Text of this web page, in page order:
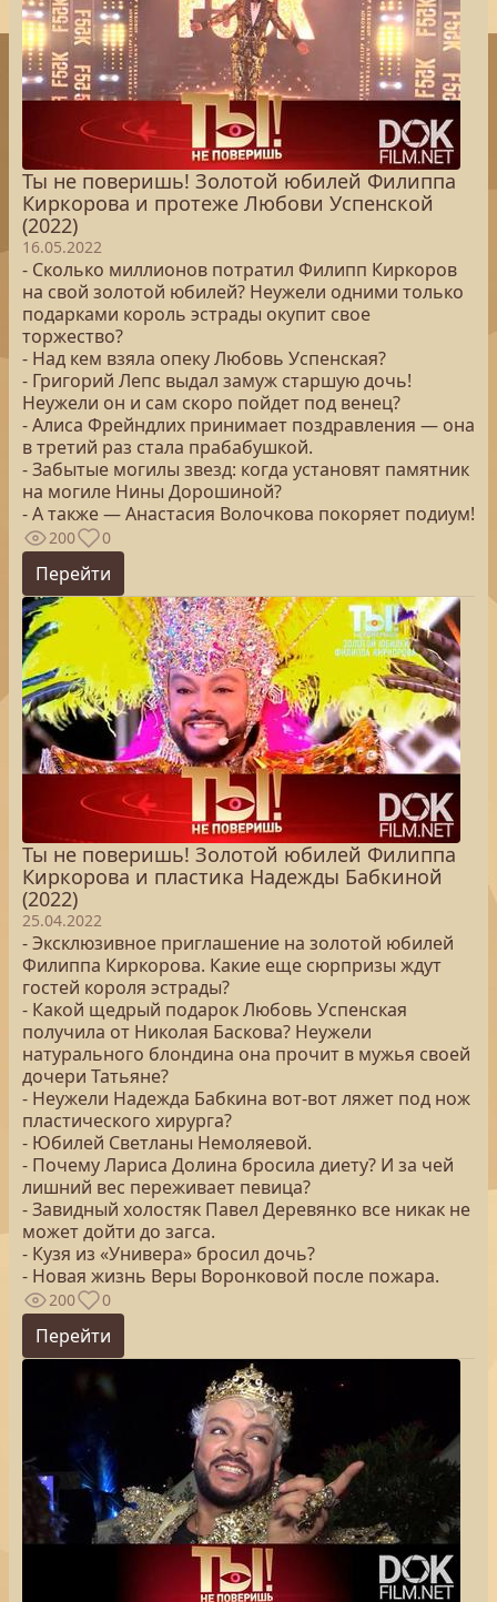
Ты не поверишь! Золотой юбилей Филиппа
Киркорова и протеже Любови Успенской
(2022)
16.05.2022
- Сколько миллионов потратил Филипп Киркоров
на свой золотой юбилей? Неужели одними только
подарками король эстрады окупит свое
торжество?
- Над кем взяла опеку Любовь Успенская?
- Григорий Лепс выдал замуж старшую дочь!
Неужели он и сам скоро пойдет под венец?
- Алиса Фрейндлих принимает поздравления — она
в третий раз стала прабабушкой.
- Забытые могилы звезд: когда установят памятник
на могиле Нины Дорошиной?
- А также — Анастасия Волочкова покоряет подиум!
200 0
Перейти
Ты не поверишь! Золотой юбилей Филиппа
Киркорова и пластика Надежды Бабкиной
(2022)
25.04.2022
- Эксклюзивное приглашение на золотой юбилей
Филиппа Киркорова. Какие еще сюрпризы ждут
гостей короля эстрады?
- Какой щедрый подарок Любовь Успенская
получила от Николая Баскова? Неужели
натурального блондина она прочит в мужья своей
дочери Татьяне?
- Неужели Надежда Бабкина вот-вот ляжет под нож
пластического хирурга?
- Юбилей Светланы Немоляевой.
- Почему Лариса Долина бросила диету? И за чей
лишний вес переживает певица?
- Завидный холостяк Павел Деревянко все никак не
может дойти до загса.
- Кузя из «Универа» бросил дочь?
- Новая жизнь Веры Воронковой после пожара.
200 0
Перейти